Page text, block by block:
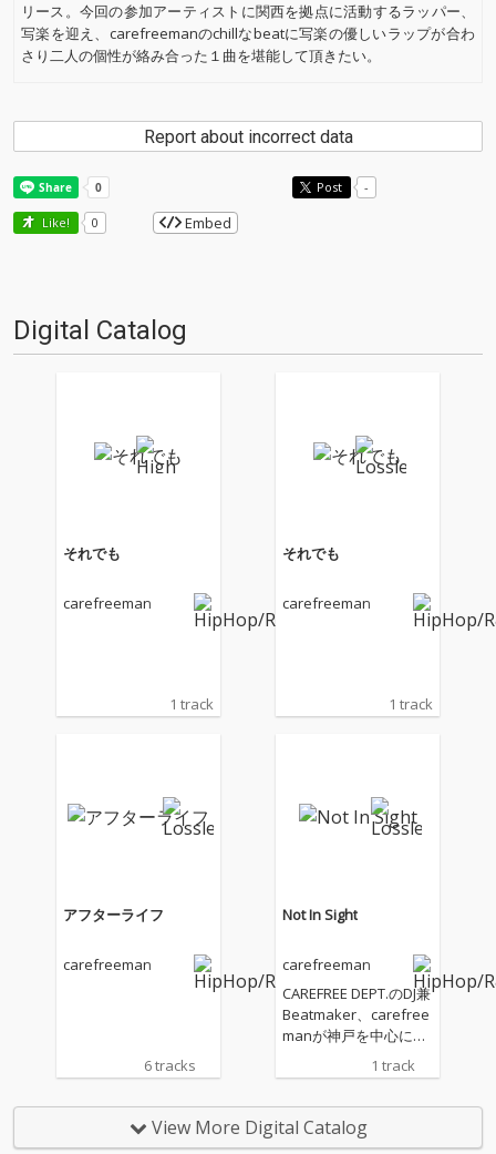
リース。今回の参加アーティストに関西を拠点に活動するラッパー、
写楽を迎え、carefreemanのchillなbeatに写楽の優しいラップが合わ
さり二人の個性が絡み合った１曲を堪能して頂きたい。
Report about incorrect data
Post -
Like! 0 Embed
Digital Catalog
それでも
carefreeman
1 track
それでも
carefreeman
1 track
アフターライフ
carefreeman
6 tracks
Not In Sight
carefreeman
CAREFREE DEPT.のDJ兼
Beatmaker、carefree
manが神戸を中心に活
動するCrew、G-KANK
AKUから写楽、Reo Sk
ース！
1 track
View More Digital Catalog